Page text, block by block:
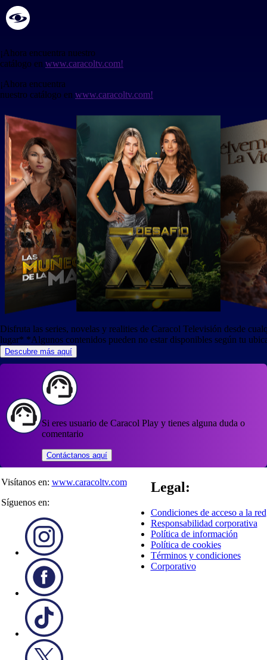
¡Ahora encuentra nuestro
catálogo en www.caracoltv.com!
¡Ahora encuentra
nuestro catálogo en www.caracoltv.com!
Disfruta las series, novelas y realities de Caracol Televisión desde
lugar* *Algunos contenidos pueden no estar disponibles según tu
Descubre más aquí
Si eres usuario de Caracol Play y tienes alguna duda o
comentario
Contáctanos aquí
Visítanos en: www.caracoltv.com
Síguenos en:
Legal:
Condiciones de acceso a la red
Responsabilidad corporativa
Política de información
Política de cookies
Términos y condiciones
Corporativo